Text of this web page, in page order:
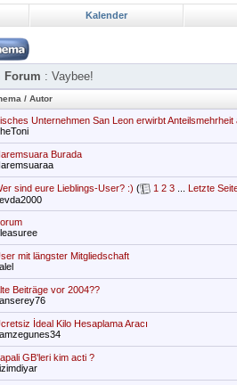
Kalender
Forum : Vaybee!
/ Autor
Unternehmen San Leon erwirbt
Burada
sind eure Lieblings-User? :) ( 1 2 3
Letzte
mit längster Mitgliedschaft
Beiträge vor 2004??
İdeal Kilo Hesaplama Aracı
GB'leri kim acti ?